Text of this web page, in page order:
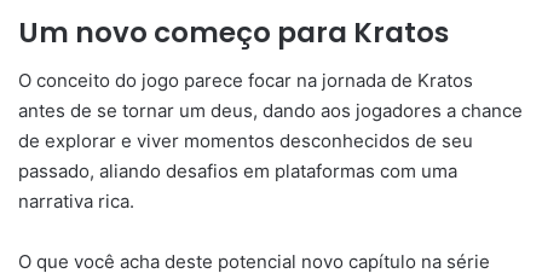
Um novo começo para Kratos
O conceito do jogo parece focar na jornada de Kratos
antes de se tornar um deus, dando aos jogadores a chance
de explorar e viver momentos desconhecidos de seu
passado, aliando desafios em plataformas com uma
narrativa rica.
O que você acha deste potencial novo capítulo na série